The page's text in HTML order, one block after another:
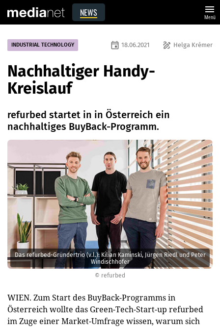
NEWS menu
Menü
© refurbed
Das refurbed-Gründertrio (v.l.): Kilian Kaminski, Jürgen Riedl und Peter
Windischhofer
INDUSTRIAL TECHNOLOGY draw Helga Krémer
event 18.06.2021
Nachhaltiger Handy-
Kreislauf
refurbed startet in in Österreich ein
nachhaltiges BuyBack-Programm.
WIEN. Zum Start des BuyBack-Programms in
Österreich wollte das Green-Tech-Start-up refurbed
im Zuge einer Market-Umfrage wissen, warum sich